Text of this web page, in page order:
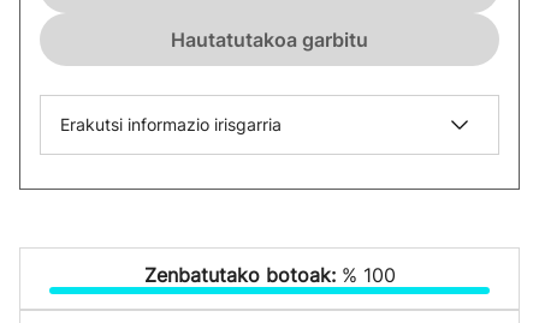
Hautatutakoa garbitu
Erakutsi informazio irisgarria
Zenbatutako botoak: % 100